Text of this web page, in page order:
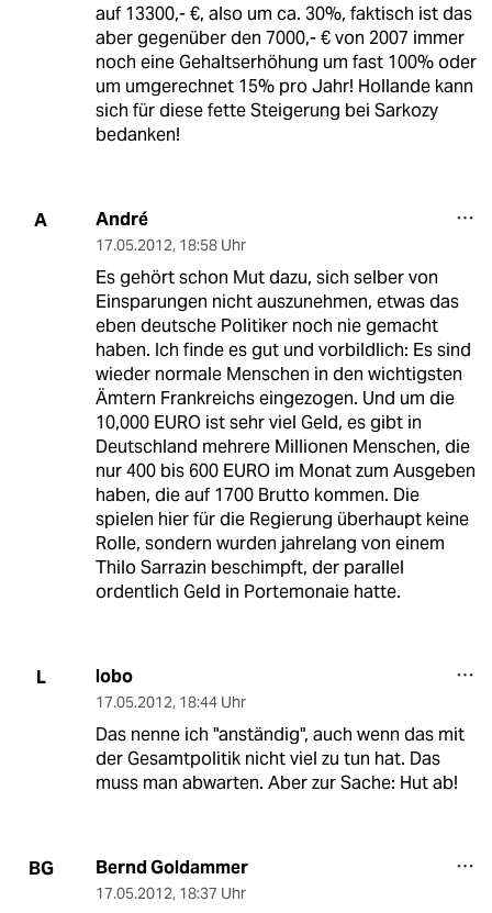
auf 13300,- €, also um ca. 30%, faktisch ist das
aber gegenüber den 7000,- € von 2007 immer
noch eine Gehaltserhöhung um fast 100% oder
um umgerechnet 15% pro Jahr! Hollande kann
sich für diese fette Steigerung bei Sarkozy
bedanken!
A André
17.05.2012, 18:58 Uhr
Es gehört schon Mut dazu, sich selber von
Einsparungen nicht auszunehmen, etwas das
eben deutsche Politiker noch nie gemacht
haben. Ich finde es gut und vorbildlich: Es sind
wieder normale Menschen in den wichtigsten
Ämtern Frankreichs eingezogen. Und um die
10,000 EURO ist sehr viel Geld, es gibt in
Deutschland mehrere Millionen Menschen, die
nur 400 bis 600 EURO im Monat zum Ausgeben
haben, die auf 1700 Brutto kommen. Die
spielen hier für die Regierung überhaupt keine
Rolle, sondern wurden jahrelang von einem
Thilo Sarrazin beschimpft, der parallel
ordentlich Geld in Portemonaie hatte.
L lobo
17.05.2012, 18:44 Uhr
Das nenne ich "anständig", auch wenn das mit
der Gesamtpolitik nicht viel zu tun hat. Das
muss man abwarten. Aber zur Sache: Hut ab!
BG Bernd Goldammer
17.05.2012, 18:37 Uhr